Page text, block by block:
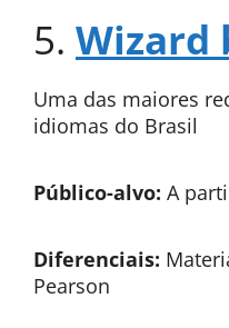
5. Wizard
Uma das maiores
idiomas do Brasil
Público-alvo: A
Diferenciais:
Pearson